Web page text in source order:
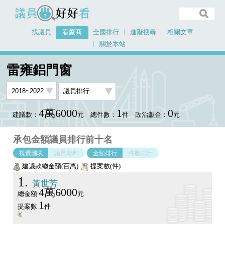
議員好好看
找議員 看廠商 全國排行 進階搜尋
相關文章
關於本站
雷雍鋁門窗
雷雍鋁門窗
建議款： 4萬6000元 總件數： 1件 政治獻金： 0元
承包金額議員排行前十名
視覺圖表 議員資料 金額排行 件數排行
建議款總金額(百萬) 提案數(件)
1 黃世芳
總金額 4萬6000元
提案數 1件